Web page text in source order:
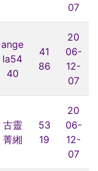
07
ange
la54
40
41
86
20
06-
12-
07
古靈
菁緗
53
19
20
06-
12-
07